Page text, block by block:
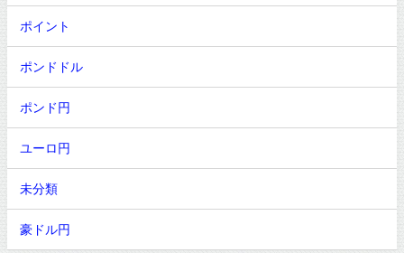
ポイント
ポンドドル
ポンド円
ユーロ円
未分類
豪ドル円